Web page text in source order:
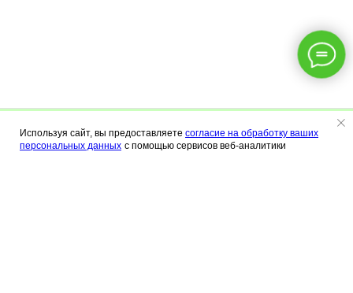
Меню Калькулятор Контакты
Используя сайт, вы предоставляете согласие на обработку ваших
персональных данных с помощью сервисов веб-аналитики